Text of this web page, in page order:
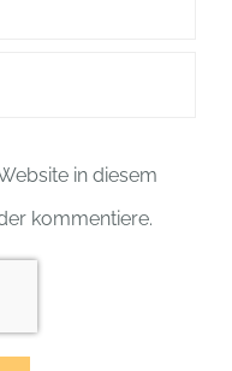
in diesem
kommentiere.